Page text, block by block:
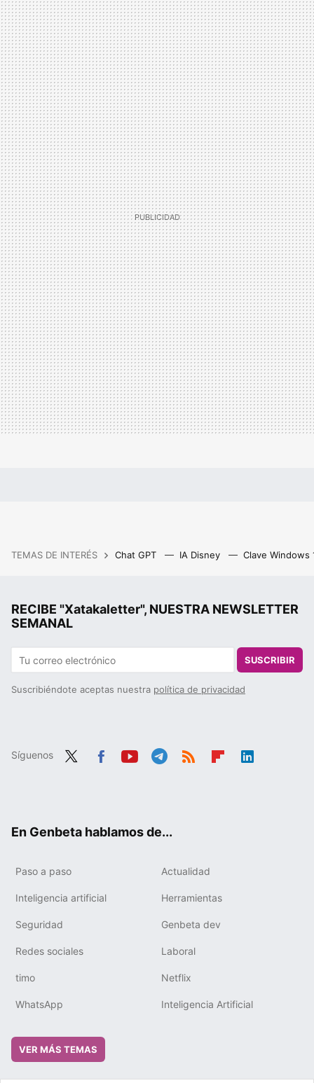
MAIL
TEMAS DE INTERÉS Chat GPT IA Disney Clave Windows
RECIBE "Xatakaletter", NUESTRA NEWSLETTER
SEMANAL
SUSCRIBIR
Suscribiéndote aceptas nuestra política de privacidad
Síguenos
En Genbeta hablamos de...
Paso a paso Actualidad
Inteligencia artificial Herramientas
Seguridad Genbeta dev
Redes sociales Laboral
timo Netflix
WhatsApp Inteligencia Artificial
VER MÁS TEMAS